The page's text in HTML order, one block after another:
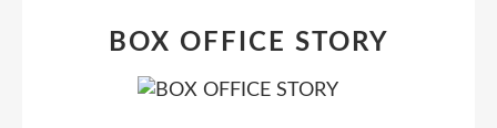
BOX OFFICE STORY